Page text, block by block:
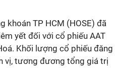
khoán TP HCM (HOSE) đã
yết đối với cổ phiếu AAT
Khối lượng cổ phiếu đăng
vị, tương đương tổng giá trị